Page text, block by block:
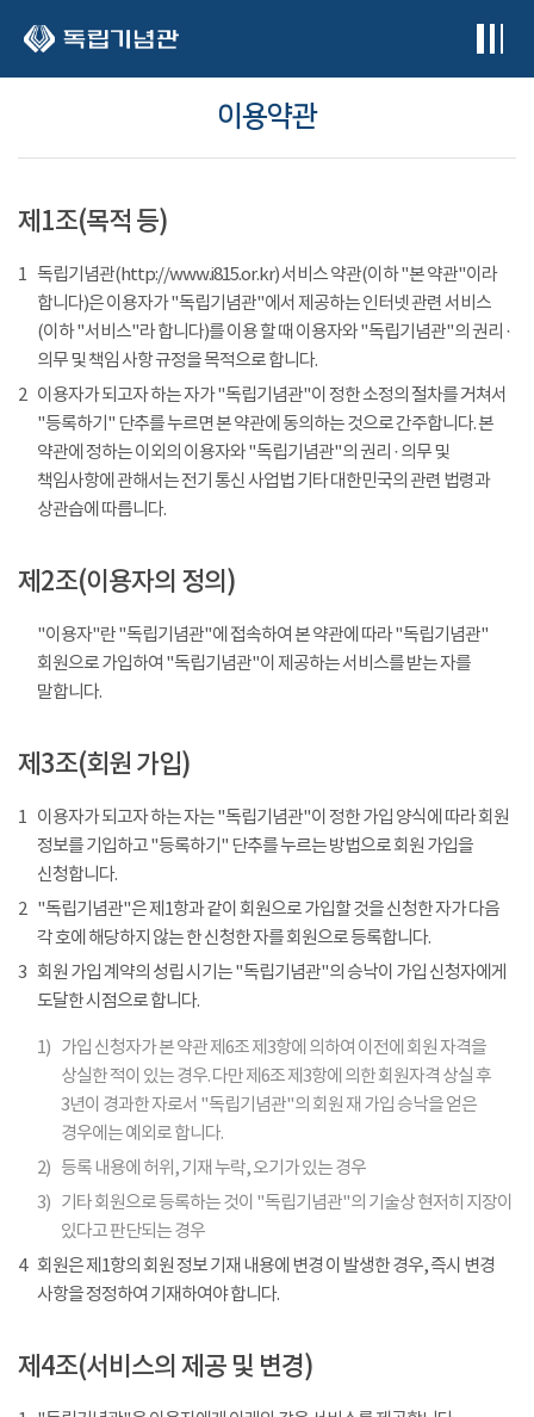
이용약관
제1조(목적 등)
1 독립기념관(http://www.i815.or.kr) 서비스 약관(이하 "본 약관"이라
합니다)은 이용자가 "독립기념관"에서 제공하는 인터넷 관련 서비스
(이하 "서비스"라 합니다)를 이용 할 때 이용자와 "독립기념관"의 권리 ·
의무 및 책임 사항 규정을 목적으로 합니다.
2 이용자가 되고자 하는 자가 "독립기념관"이 정한 소정의 절차를 거쳐서
"등록하기" 단추를 누르면 본 약관에 동의하는 것으로 간주합니다. 본
약관에 정하는 이외의 이용자와 "독립기념관"의 권리 · 의무 및
책임사항에 관해서는 전기 통신 사업법 기타 대한민국의 관련 법령과
상관습에 따릅니다.
제2조(이용자의 정의)
"이용자"란 "독립기념관"에 접속하여 본 약관에 따라 "독립기념관"
회원으로 가입하여 "독립기념관"이 제공하는 서비스를 받는 자를
말합니다.
제3조(회원 가입)
1 이용자가 되고자 하는 자는 "독립기념관"이 정한 가입 양식에 따라 회원
정보를 기입하고 "등록하기" 단추를 누르는 방법으로 회원 가입을
신청합니다.
2 "독립기념관"은 제1항과 같이 회원으로 가입할 것을 신청한 자가 다음
각 호에 해당하지 않는 한 신청한 자를 회원으로 등록합니다.
3 회원 가입 계약의 성립 시기는 "독립기념관"의 승낙이 가입 신청자에게
도달한 시점으로 합니다.
1) 가입 신청자가 본 약관 제6조 제3항에 의하여 이전에 회원 자격을
상실한 적이 있는 경우. 다만 제6조 제3항에 의한 회원자격 상실 후
3년이 경과한 자로서 "독립기념관"의 회원 재 가입 승낙을 얻은
경우에는 예외로 합니다.
2) 등록 내용에 허위, 기재 누락, 오기가 있는 경우
3) 기타 회원으로 등록하는 것이 "독립기념관"의 기술상 현저히 지장이
있다고 판단되는 경우
4
회원은 제1항의 회원 정보 기재 내용에 변경 이 발생한 경우, 즉시 변경
사항을 정정하여 기재하여야 합니다.
제4조(서비스의 제공 및 변경)